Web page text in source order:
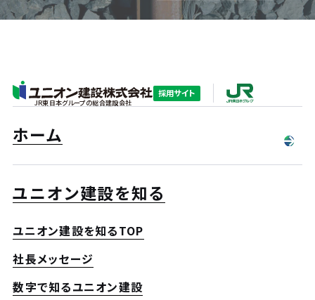
JR東日本グループの総合建設会社
採用サイト
ホーム
ユニオン建設を知る
ユニオン建設を知るTOP
社長メッセージ
数字で知るユニオン建設